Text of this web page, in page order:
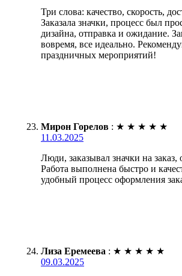
Три слова: качество, скорость,
Заказала значки, процесс был
дизайна, отправка и ожидание.
вовремя, все идеально.
праздничных мероприятий!
Мирон Горелов : ★ ★ ★ ★ ★
11.03.2025
Люди, заказывал значки на заказ,
Работа выполнена быстро и
удобный процесс оформления
Лиза Еремеева : ★ ★ ★ ★ ★
09.03.2025